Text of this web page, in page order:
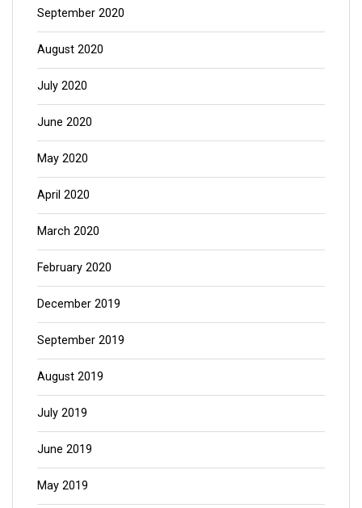
September 2020
August 2020
July 2020
June 2020
May 2020
April 2020
March 2020
February 2020
December 2019
September 2019
August 2019
July 2019
June 2019
May 2019